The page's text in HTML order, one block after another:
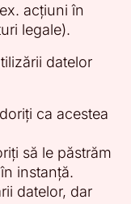
acțiuni în
legale).
datelor
ca acestea
să le păstrăm
instanță.
datelor, dar